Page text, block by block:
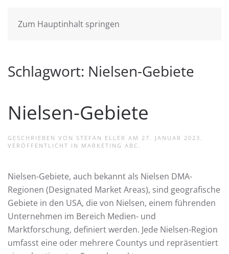
Zum Hauptinhalt springen
Schlagwort: Nielsen-Gebiete
Nielsen-Gebiete
GESCHRIEBEN VON STEFAN ELLER AM 27. JANUAR 2023 .
VERÖFFENTLICHT IN MARKETING ABC .
Nielsen-Gebiete, auch bekannt als Nielsen DMA-
Regionen (Designated Market Areas), sind geografische
Gebiete in den USA, die von Nielsen, einem führenden
Unternehmen im Bereich Medien- und
Marktforschung, definiert werden. Jede Nielsen-Region
umfasst eine oder mehrere Countys und repräsentiert